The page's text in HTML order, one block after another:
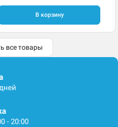
В корзину
все товары
- 20:00